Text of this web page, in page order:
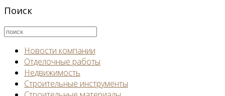
Поиск
Новости компании
Отделочные работы
Недвижимость
Строительные инструменты